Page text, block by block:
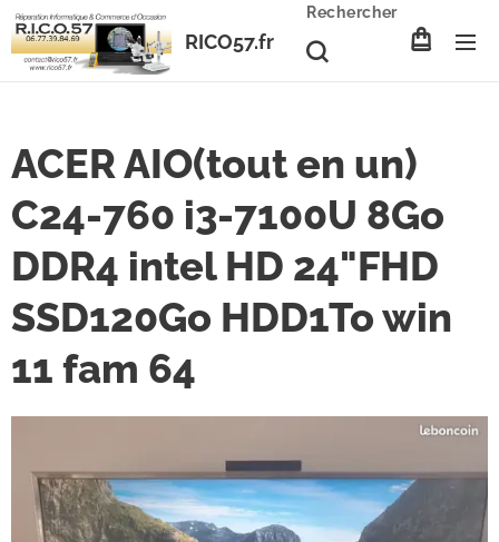
RICO57.fr
Rechercher
ACER AIO(tout en un)
C24-760 i3-7100U 8Go
DDR4 intel HD 24"FHD
SSD120Go HDD1To win
11 fam 64